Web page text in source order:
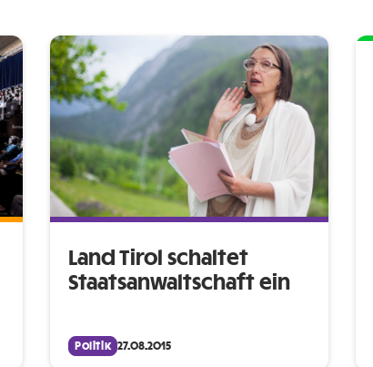
Land Tirol schaltet
Staatsanwaltschaft ein
Politik 27.08.2015